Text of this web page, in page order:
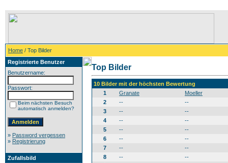
Home / Top Bilder
Registrierte Benutzer
Benutzername:
Passwort:
Beim nächsten Besuch
automatisch anmelden?
» Password vergessen
» Registrierung
Zufallsbild
Top Bilder
10 Bilder mit der höchsten Bewertung
1
Granate
Moeller
2
--
--
3
--
--
4
--
--
5
--
--
6
--
--
7
--
--
8
--
--